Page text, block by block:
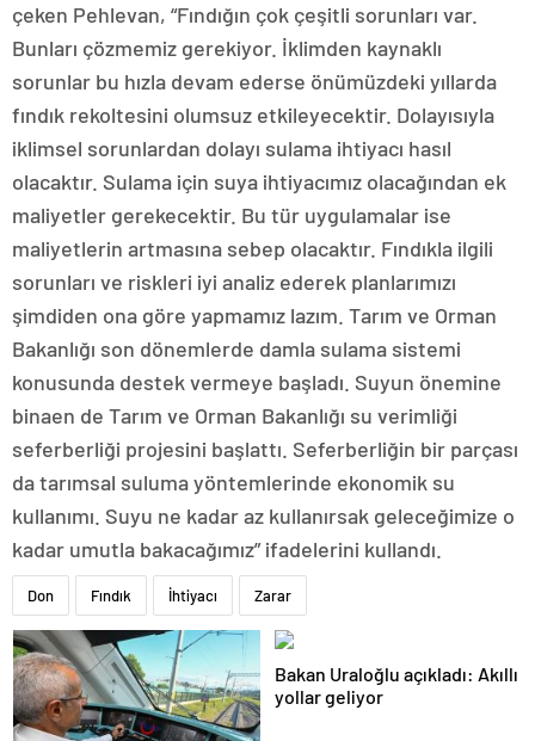
çeken Pehlevan, “Fındığın çok çeşitli sorunları var.
Bunları çözmemiz gerekiyor. İklimden kaynaklı
sorunlar bu hızla devam ederse önümüzdeki yıllarda
fındık rekoltesini olumsuz etkileyecektir. Dolayısıyla
iklimsel sorunlardan dolayı sulama ihtiyacı hasıl
olacaktır. Sulama için suya ihtiyacımız olacağından ek
maliyetler gerekecektir. Bu tür uygulamalar ise
maliyetlerin artmasına sebep olacaktır. Fındıkla ilgili
sorunları ve riskleri iyi analiz ederek planlarımızı
şimdiden ona göre yapmamız lazım. Tarım ve Orman
Bakanlığı son dönemlerde damla sulama sistemi
konusunda destek vermeye başladı. Suyun önemine
binaen de Tarım ve Orman Bakanlığı su verimliği
seferberliği projesini başlattı. Seferberliğin bir parçası
da tarımsal suluma yöntemlerinde ekonomik su
kullanımı. Suyu ne kadar az kullanırsak geleceğimize o
kadar umutla bakacağımız” ifadelerini kullandı.
Don Fındık İhtiyacı Zarar
Bakan Uraloğlu açıkladı: Akıllı
yollar geliyor